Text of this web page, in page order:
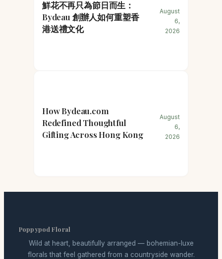
鮮花不再只為節日而生：
Bydeau 創辦人如何重塑香
港送禮文化
August
6,
2026
How Bydeau.com
Redefined Thoughtful
Gifting Across Hong Kong
August
6,
2026
Poppypod Floral
Wild at heart, beautifully arranged — bohemian-luxe
florals that feel gathered from a countryside wander.